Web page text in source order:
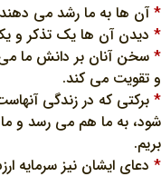
*آن ها به ما رشد مي
* ديدن آن ها يک تذکر و
* سخن آنان بر دانش ما مي
و تقويت مي کند.
* برکتي که در زندگي
شود، به ما هم مي رسد و
بريم.
* دعاي ايشان نيز سرمايه